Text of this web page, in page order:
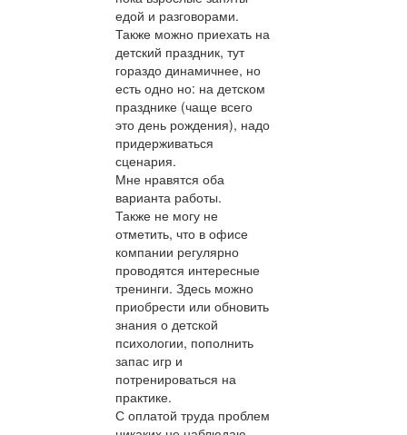
едой и разговорами.
Также можно приехать на
детский праздник, тут
гораздо динамичнее, но
есть одно но: на детском
празднике (чаще всего
это день рождения), надо
придерживаться
сценария.
Мне нравятся оба
варианта работы.
Также не могу не
отметить, что в офисе
компании регулярно
проводятся интересные
тренинги. Здесь можно
приобрести или обновить
знания о детской
психологии, пополнить
запас игр и
потренироваться на
практике.
С оплатой труда проблем